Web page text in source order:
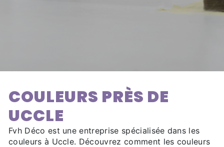
COULEURS PRÈS DE
UCCLE
Fvh Déco est une entreprise spécialisée dans les
couleurs à Uccle. Découvrez comment les couleurs